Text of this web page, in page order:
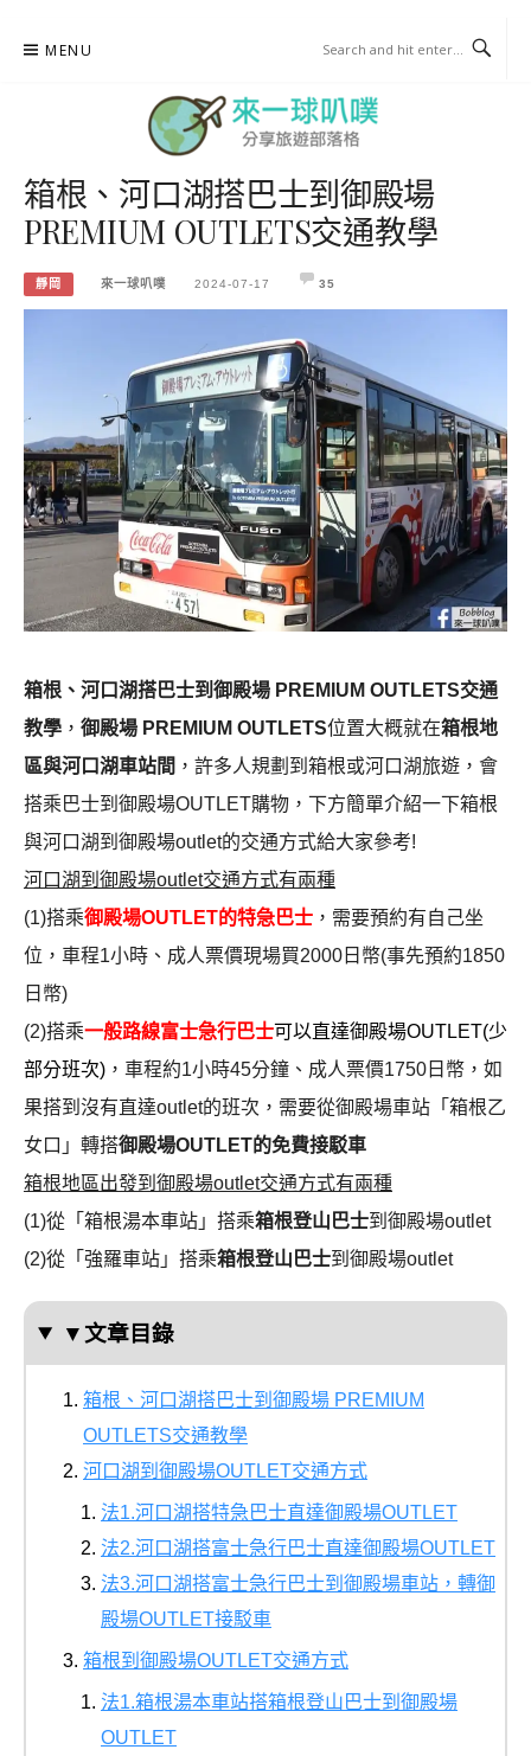
MENU
來一球叭噗
箱根、河口湖搭巴士到御殿場
PREMIUM OUTLETS交通教學
靜岡 來一球叭噗 2024-07-17 35
箱根、河口湖搭巴士到御殿場 PREMIUM OUTLETS交通
教學 ， 御殿場 PREMIUM OUTLETS位置大概就在箱根地
區與河口湖車站間 ，許多人規劃到箱根或河口湖旅遊，會
搭乘巴士到御殿場OUTLET購物，下方簡單介紹一下箱根
與河口湖到御殿場outlet的交通方式給大家參考!
河口湖到御殿場outlet交通方式有兩種
(1)搭乘御殿場OUTLET的特急巴士 ，需要預約有自己坐
位，車程1小時、成人票價現場買2000日幣(事先預約1850
日幣)
(2)搭乘一般路線富士急行巴士可以直達御殿場OUTLET(少
部分班次) ，車程約1小時45分鐘、成人票價1750日幣，如
果搭到沒有直達outlet的班次，需要從御殿場車站「箱根乙
女口」轉搭御殿場OUTLET的免費接駁車
箱根地區出發到御殿場outlet交通方式有兩種
(1)從「箱根湯本車站」搭乘箱根登山巴士到御殿場outlet
(2)從「強羅車站」搭乘箱根登山巴士到御殿場outlet
▼文章目錄
箱根、河口湖搭巴士到御殿場 PREMIUM
OUTLETS交通教學
河口湖到御殿場OUTLET交通方式
法1.河口湖搭特急巴士直達御殿場OUTLET
法2.河口湖搭富士急行巴士直達御殿場OUTLET
法3.河口湖搭富士急行巴士到御殿場車站，轉御
殿場OUTLET接駁車
箱根到御殿場OUTLET交通方式
法1.箱根湯本車站搭箱根登山巴士到御殿場
OUTLET